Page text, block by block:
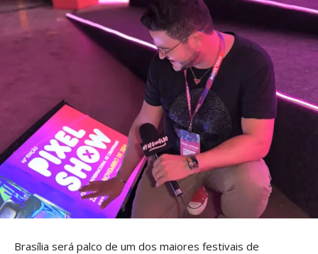
Brasília será palco de um dos maiores festivais de